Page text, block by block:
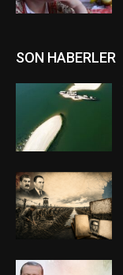
SON HABERLER